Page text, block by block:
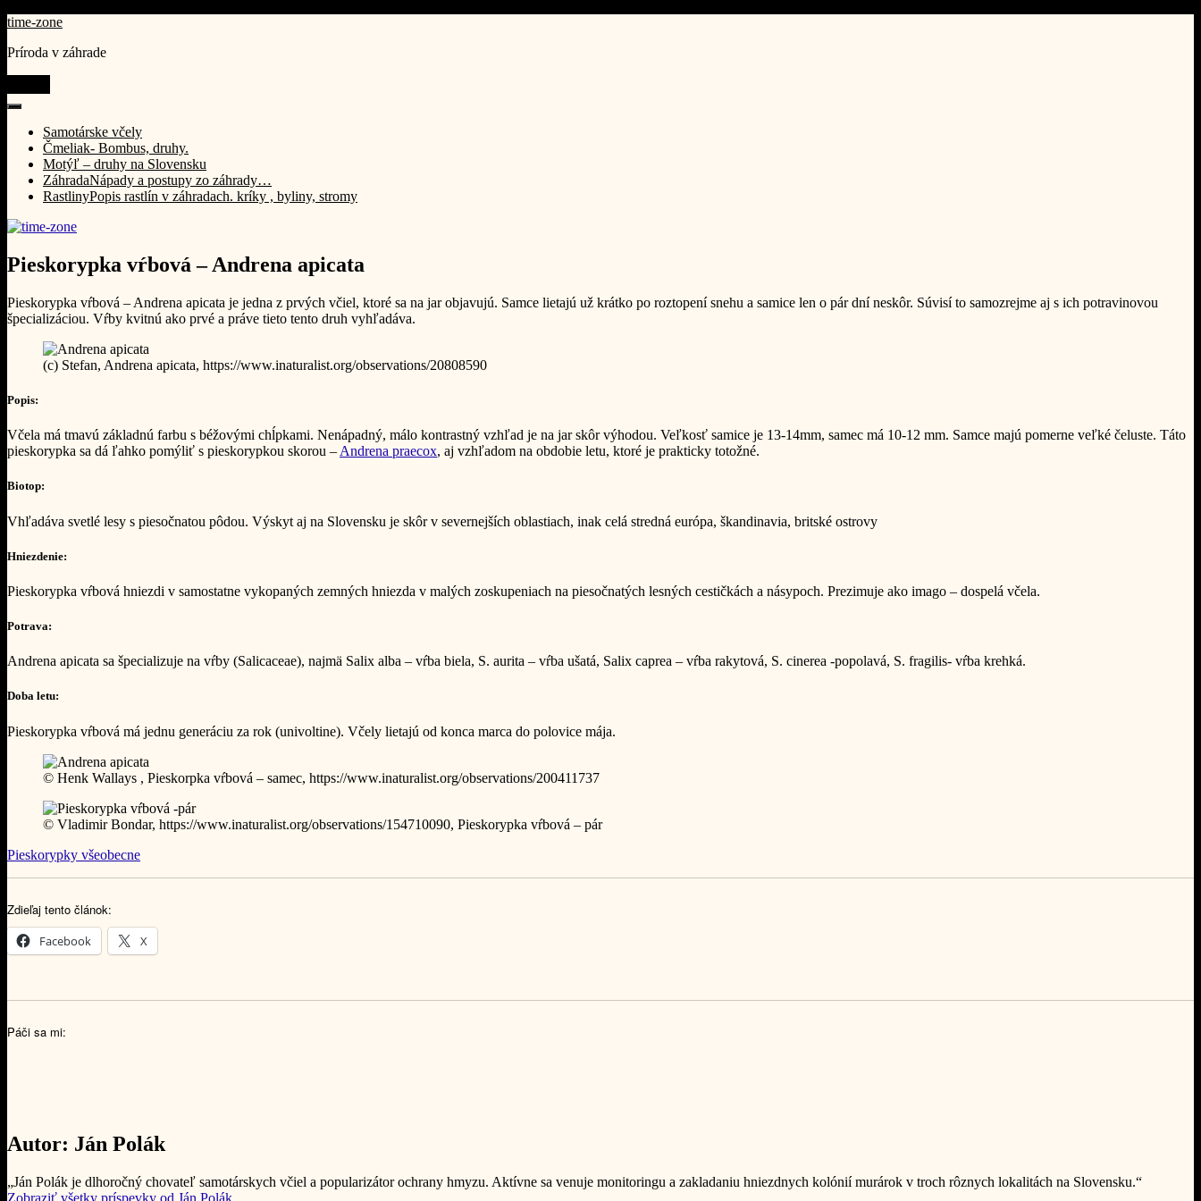
Prejsť
obsah
time-zone
Príroda v záhrade
Samotárske včely
Čmeliak- Bombus, druhy.
Motýľ – druhy na Slovensku
ZáhradaNápady a postupy zo záhrady…
RastlinyPopis rastlín v záhradach. kríky , byliny, stromy
Pieskorypka vŕbová – Andrena apicata
Pieskorypka vŕbová – Andrena apicata je jedna z prvých včiel, ktoré sa na jar objavujú. Samce lietajú už krátko po roztopení snehu a samice len o pár dní neskôr. Súvisí to samozrejme aj s ich potravinovou
špecializáciou. Vŕby kvitnú ako prvé a práve tieto tento druh vyhľadáva.
(c) Stefan, Andrena apicata, https://www.inaturalist.org/observations/20808590
Popis:
Včela má tmavú základnú farbu s béžovými chĺpkami. Nenápadný, málo kontrastný vzhľad je na jar skôr výhodou. Veľkosť samice je 13-14mm, samec má 10-12 mm. Samce majú pomerne veľké čeluste. Táto
pieskorypka sa dá ľahko pomýliť s pieskorypkou skorou – Andrena praecox, aj vzhľadom na obdobie letu, ktoré je prakticky totožné.
Biotop:
Vhľadáva svetlé lesy s piesočnatou pôdou. Výskyt aj na Slovensku je skôr v severnejších oblastiach, inak celá stredná európa, škandinavia, britské ostrovy
Hniezdenie:
Pieskorypka vŕbová hniezdi v samostatne vykopaných zemných hniezda v malých zoskupeniach na piesočnatých lesných cestičkách a násypoch. Prezimuje ako imago – dospelá včela.
Potrava:
Andrena apicata sa špecializuje na vŕby (Salicaceae), najmä Salix alba – vŕba biela, S. aurita – vŕba ušatá, Salix caprea – vŕba rakytová, S. cinerea -popolavá, S. fragilis- vŕba krehká.
Doba letu:
Pieskorypka vŕbová má jednu generáciu za rok (univoltine). Včely lietajú od konca marca do polovice mája.
© Henk Wallays , Pieskorpka vŕbová – samec, https://www.inaturalist.org/observations/200411737
© Vladimir Bondar, https://www.inaturalist.org/observations/154710090, Pieskorypka vŕbová – pár
Pieskorypky všeobecne
Zdieľaj tento článok:
Facebook X
Páči sa mi:
Autor: Ján Polák
„Ján Polák je dlhoročný chovateľ samotárskych včiel a popularizátor ochrany hmyzu. Aktívne sa venuje monitoringu a zakladaniu hniezdnych kolónií murárok v troch rôznych lokalitách na Slovensku.“